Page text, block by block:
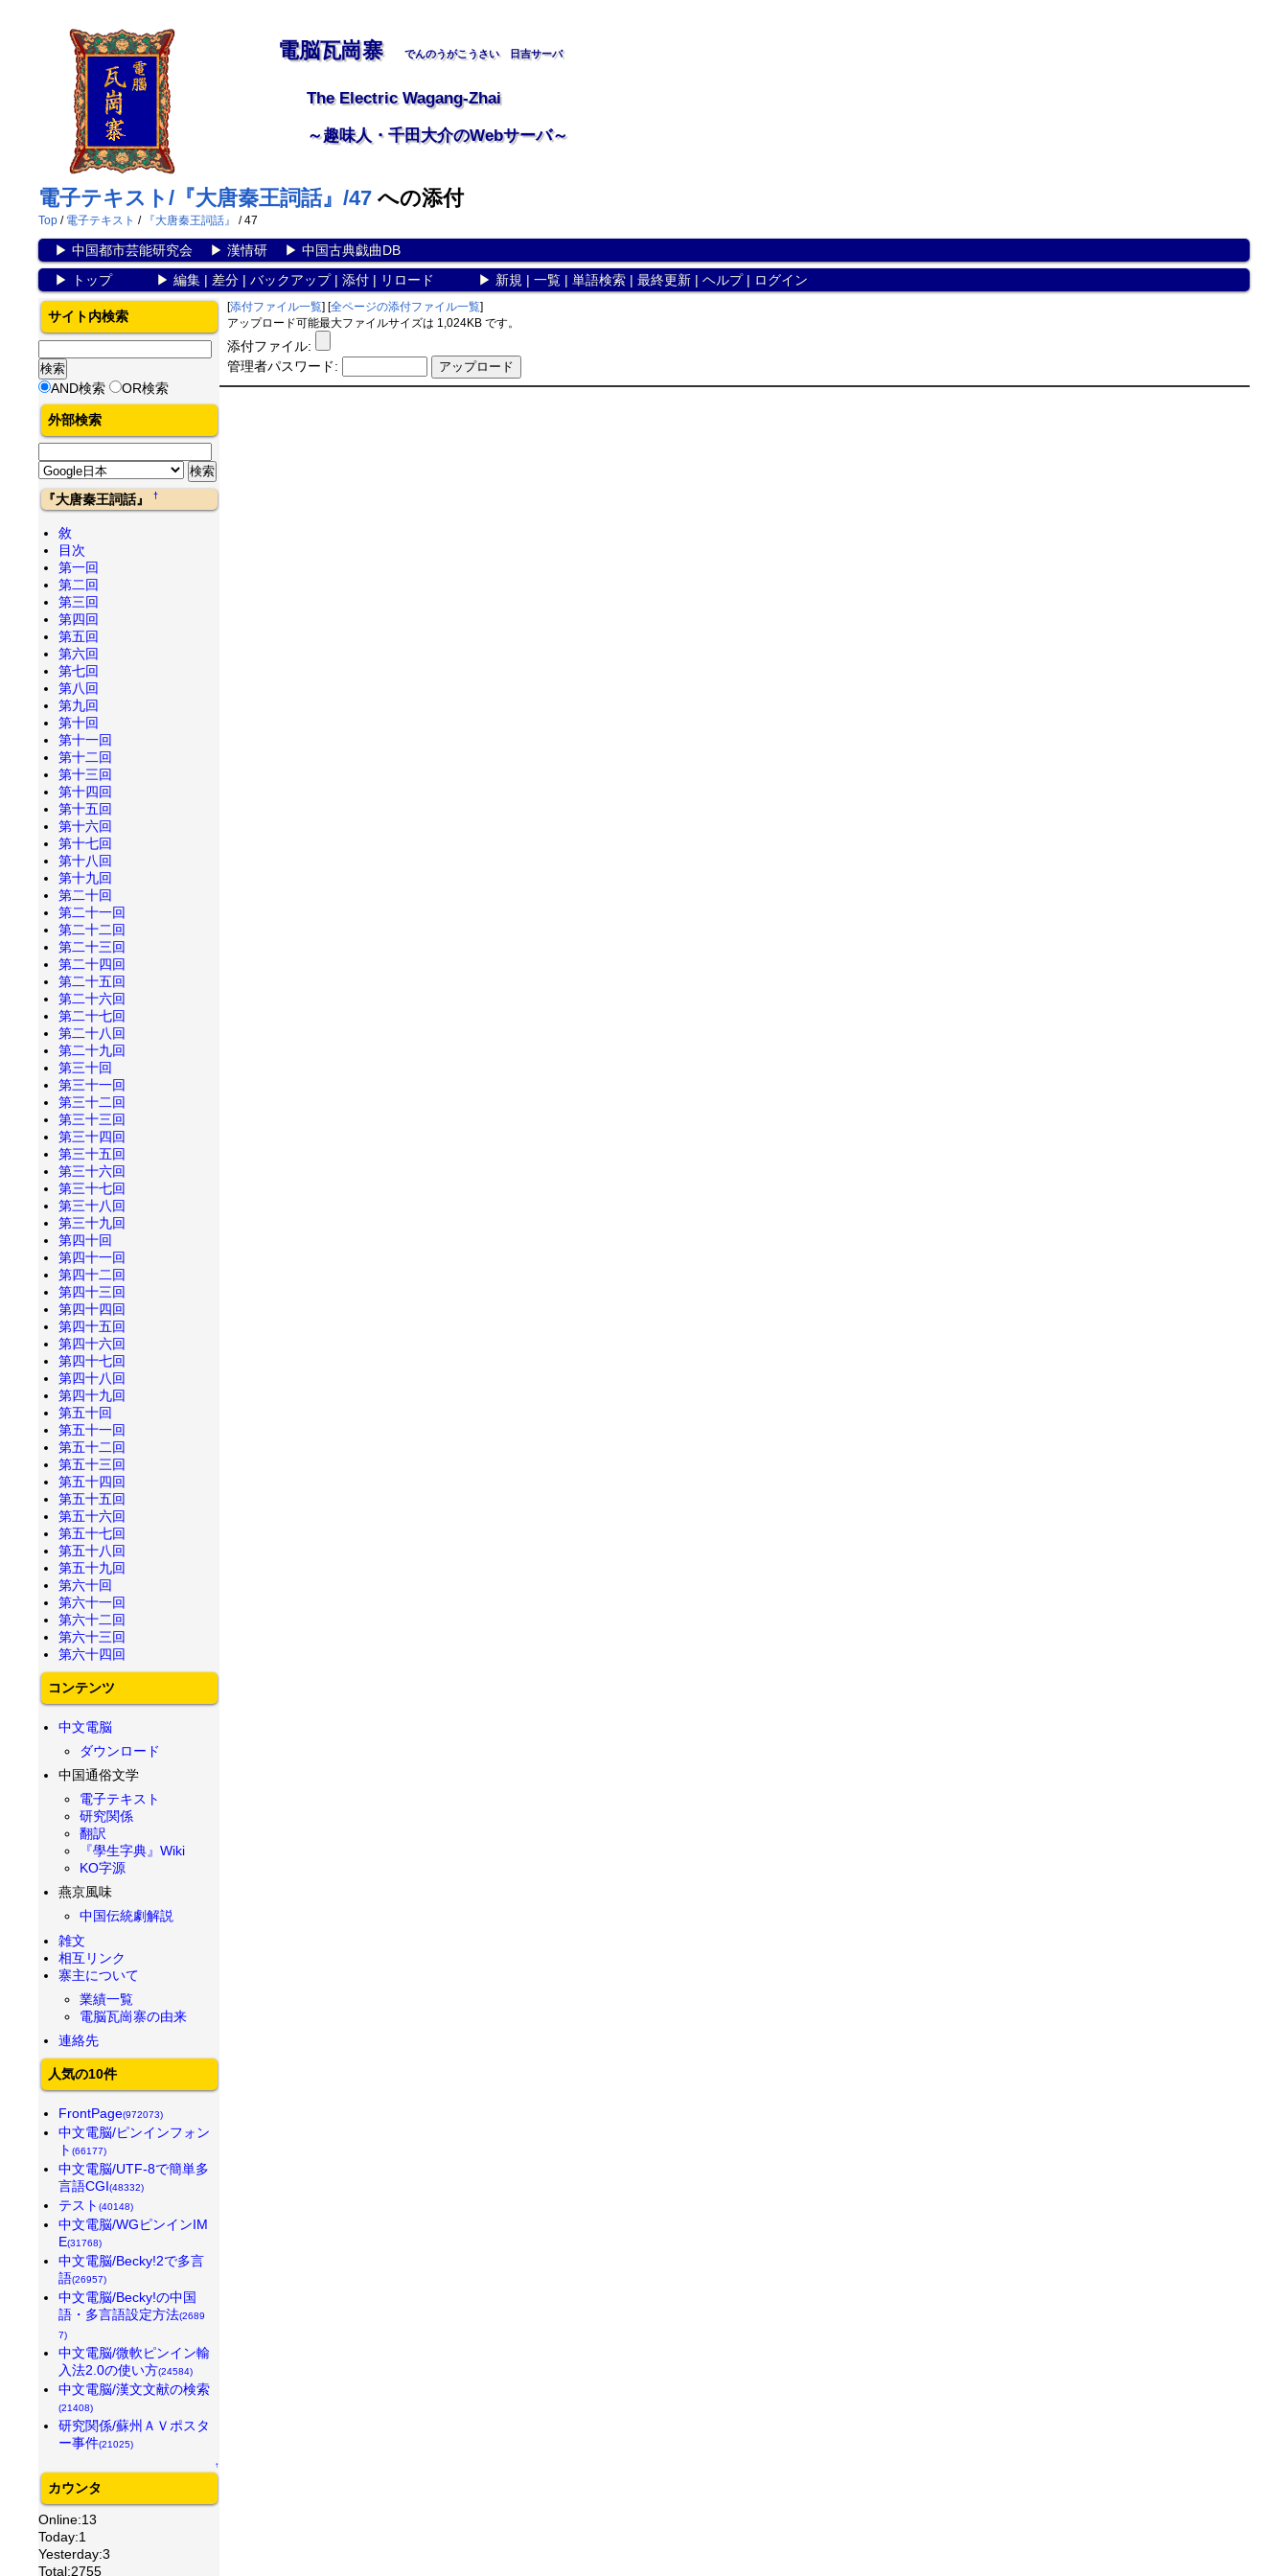
電脳瓦崗寨 でんのうがこうさい 日吉サーバ
The Electric Wagang-Zhai
～趣味人・千田大介のWebサーバ～
電子テキスト/『大唐秦王詞話』/47への添付
Top/ 電子テキスト / 『大唐秦王詞話』 / 47
▶ 中国都市芸能研究会▶ 漢情研▶ 中国古典戯曲DB
▶
トップ▶ 編集| 差分| バックアップ| 添付| リロード ▶ 新規 | 一覧| 単語検索| 最終更新| ヘルプ| ログイン
[添付ファイル一覧] [全ページの添付ファイル一覧]
アップロード可能最大ファイルサイズは 1,024KB です。
添付ファイル:
管理者パスワード:
サイト内検索
AND検索 OR検索
外部検索
『大唐秦王詞話』†
敘
目次
第一回
第二回
第三回
第四回
第五回
第六回
第七回
第八回
第九回
第十回
第十一回
第十二回
第十三回
第十四回
第十五回
第十六回
第十七回
第十八回
第十九回
第二十回
第二十一回
第二十二回
第二十三回
第二十四回
第二十五回
第二十六回
第二十七回
第二十八回
第二十九回
第三十回
第三十一回
第三十二回
第三十三回
第三十四回
第三十五回
第三十六回
第三十七回
第三十八回
第三十九回
第四十回
第四十一回
第四十二回
第四十三回
第四十四回
第四十五回
第四十六回
第四十七回
第四十八回
第四十九回
第五十回
第五十一回
第五十二回
第五十三回
第五十四回
第五十五回
第五十六回
第五十七回
第五十八回
第五十九回
第六十回
第六十一回
第六十二回
第六十三回
第六十四回
コンテンツ
中文電脳
ダウンロード
中国通俗文学
電子テキスト
研究関係
翻訳
『學生字典』Wiki
KO字源
燕京風味
中国伝統劇解説
雑文
相互リンク
寨主について
業績一覧
電脳瓦崗寨の由来
連絡先
人気の10件
FrontPage(972073)
中文電脳/ピンインフォン
ト(66177)
中文電脳/UTF-8で簡単多
言語CGI(48332)
テスト(40148)
中文電脳/WGピンインIM
E(31768)
中文電脳/Becky!2で多言
語(26957)
中文電脳/Becky!の中国
語・多言語設定方法(2689
7)
中文電脳/微軟ピンイン輸
入法2.0の使い方(24584)
中文電脳/漢文文献の検索
(21408)
研究関係/蘇州ＡＶポスタ
ー事件(21025)
↑
カウンタ
Online:13
Today:1
Yesterday:3
Total:2755